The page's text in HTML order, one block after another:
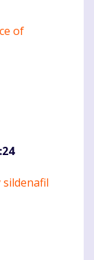
of
sildenafil